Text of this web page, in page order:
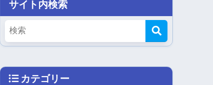
サイト内検索
カテゴリー